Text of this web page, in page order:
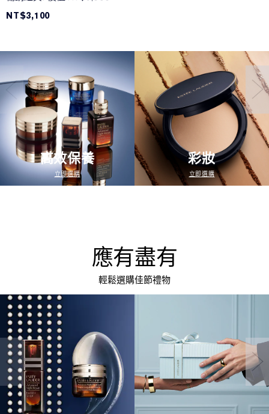
NT$3,100
高效保養
立即選購
彩妝
立即選購
應有盡有
輕鬆選購佳節禮物